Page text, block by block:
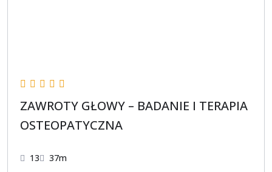
ZAWROTY GŁOWY – BADANIE I TERAPIA
OSTEOPATYCZNA
13 37m